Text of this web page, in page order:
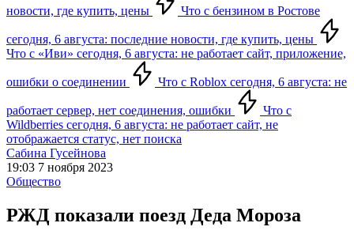
новости, где купить, цены Что с бензином в Ростове
сегодня, 6 августа: последние новости, где купить, цены
Что с «Иви» сегодня, 6 августа: не работает сайт, приложение,
ошибки о соединении Что с Roblox сегодня, 6 августа: не
работает сервер, нет соединения, ошибки
Что с
Wildberries сегодня, 6 августа: не работает сайт, не
отображается статус, нет поиска
Сабина Гусейнова
19:03 7 ноября 2023
Общество
РЖД показали поезд Деда Мороза